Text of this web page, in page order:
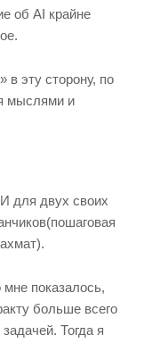
об AI крайне
в эту сторону, по
мыслями и
для двух своих
мне показалось,
больше всего
Тогда я